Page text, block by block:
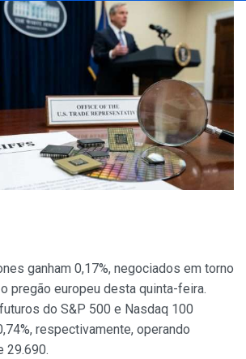
ganham 0,17%, negociados em torno
pregão europeu desta quinta-feira.
do S&P 500 e Nasdaq 100
respectivamente, operando
29.690.